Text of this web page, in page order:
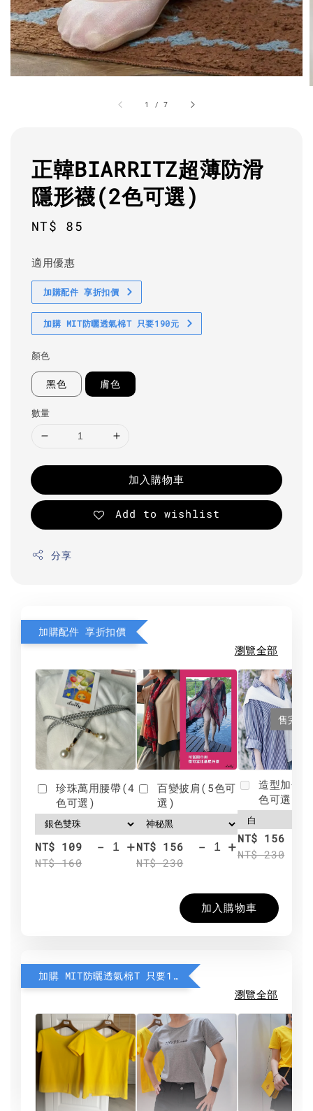
1 /7
正韓BIARRITZ超薄防滑
隱形襪(2色可選)
Regular
NT$ 85
適用優惠
加購配件 享折扣價
加購 MIT防曬透氣棉T 只要190元
顏色
黑色 膚色
數量
加入購物車
Add to wishlist
分享
加購配件 享折扣價
瀏覽全部
珍珠萬用腰帶(4
色可選)
NT$ 109
NT$ 160
- +
百變披肩(5色可
選)
NT$ 156
NT$ 230
- +
售完
造型加分
色可選)
NT$ 156
NT$ 230
加入購物車
加購 MIT防曬透氣棉T 只要190元
瀏覽全部